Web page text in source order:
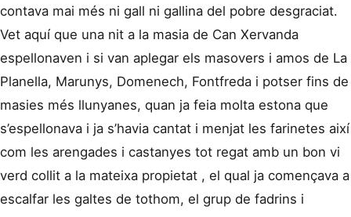
contava mai més ni gall ni gallina del pobre desgraciat.
Vet aquí que una nit a la masia de Can Xervanda
espellonaven i si van aplegar els masovers i amos de La
Planella, Marunys, Domenech, Fontfreda i potser fins de
masies més llunyanes, quan ja feia molta estona que
s’espellonava i ja s’havia cantat i menjat les farinetes així
com les arengades i castanyes tot regat amb un bon vi
verd collit a la mateixa propietat , el qual ja començava a
escalfar les galtes de tothom, el grup de fadrins i